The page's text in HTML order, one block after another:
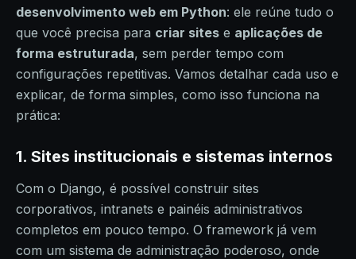
desenvolvimento web em Python: ele reúne tudo o
que você precisa para criar sites e aplicações de
forma estruturada, sem perder tempo com
configurações repetitivas. Vamos detalhar cada uso e
explicar, de forma simples, como isso funciona na
prática:
1. Sites institucionais e sistemas internos
Com o Django, é possível construir sites
corporativos, intranets e painéis administrativos
completos em pouco tempo. O framework já vem
com um sistema de administração poderoso, onde